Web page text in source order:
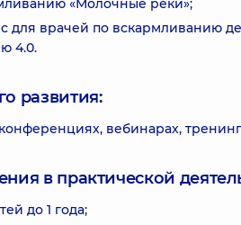
«Молочные реки»;
врачей по вскармливанию
4.0.
развития:
вебинарах,
в практической
до 1 года;